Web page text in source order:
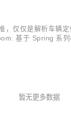
仅仅是解析车辆
基于 Spring 系
暂无更多数据